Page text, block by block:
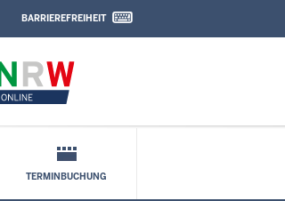
Ehrenamtliche und
BARRIEREFREIHEIT
mit Volltext-Suche
TERMINBUCHUNG